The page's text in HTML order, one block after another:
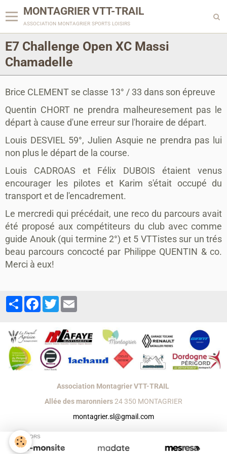
MONTAGRIER VTT-TRAIL
association montagrier sports loisirs
E7 Challenge Open XC Massi
Chamadelle
Brice CLEMENT se classe 13° / 33 dans son épreuve
Quentin CHORT ne prendra malheuresement pas le
départ à cause d'une erreur sur l'horaire de départ.
Louis DESVIEL 59°, Julien Asquie ne prendra pas lui
non plus le départ de la course.
Louis CADROAS et Félix DUBOIS étaient venus
encourager les pilotes et Karim s'était occupé du
transport et de l'encadrement.
Le mercredi qui précédait, une reco du parcours avait
été proposé aux compétiteurs du club avec comme
guide Anouk (qui termine 2°) et 5 VTTistes sur un trés
beau parcours concocté par Philippe QUENTIN & co.
Merci à eux!
PartagerFacebook
Twitter
Association Montagrier VTT-TRAIL
Allée des maronniers24 350 MONTAGRIER
montagrier.sl@gmail.com
SPONSORS